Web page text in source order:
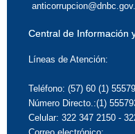
Central de Información
Líneas de Atención:
Teléfono: (57) 60 (1)
Número Directo.:(1)
Celular: 322 347 2150 -